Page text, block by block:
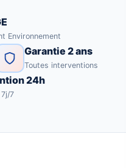
Environnement
Garantie 2 ans
Toutes interventions
24h
7